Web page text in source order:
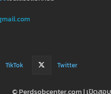
TikTok Twitter
© Perdsobcenter.com | เปิดสอ